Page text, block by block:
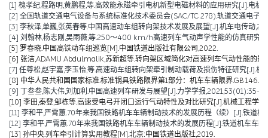
[1] 槐孝纪,程路明,黄鹏程,等.高效能永磁牵引电机新型电磁材料的应用研究[J].电
[2] 全国轨道交通电气设备与系统标准化技术委员会(SAC/TC 278).轨道交通电
[3] 李秋泽,单巍,张英春等.中国高速动车组转向架技术发展及展望[J].机车电传动
[4] 刘翰林,杨志刚,吴雨薇,等.250～400 km/h高速列车气动声学性能的仿真研究
[5] 罗春晓.中国高铁动车组巡览[M].中国铁道出版社有限公司,2022.
[6] 张洁,ADAMU Abdulmalik,苏新超等.转向架区域简化对高速列车气动性能的
[7] 任尊松,赵宇嘉,李玉怡,等.高速动车组转向架牵引制动载荷及损伤特征研究[J].机
[8] 中华人民共和国国家标准.标准锅具铁路限界第1部分：机车车辆限界.GB
[9] 丁叁叁,陈大伟,刘加利.中国高速列车研发与展望[J].力学学报,2021,53(01):35-
[10] 李田,秦登,邹栋等.高速受电弓开闭口运行气动特性及对比研究[J].机械工程学
[11] 李和平,严霄蕙.70年来我国铁路机车车辆制动技术的发展历程（续）[J].铁道
[12] 李和平,严霄蕙.70年来我国铁路机车车辆制动技术的发展历程[J].铁道机车车
[13] 孙中央.列车牵引计算实用教程[M].北京:中国铁道出版社,2019.